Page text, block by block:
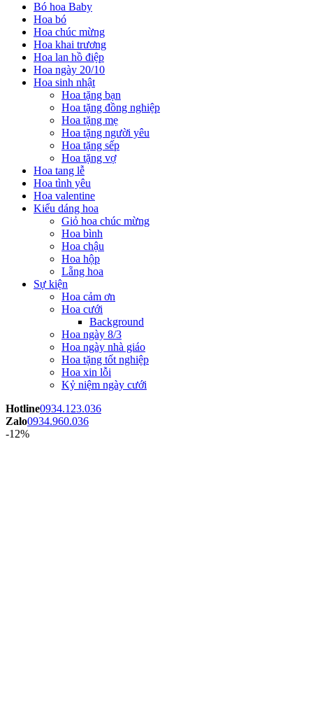
Bó hoa Baby
Hoa bó
Hoa chúc mừng
Hoa khai trương
Hoa lan hồ điệp
Hoa ngày 20/10
Hoa sinh nhật
Hoa tặng bạn
Hoa tặng đồng nghiệp
Hoa tặng mẹ
Hoa tặng người yêu
Hoa tặng sếp
Hoa tặng vợ
Hoa tang lễ
Hoa tình yêu
Hoa valentine
Kiểu dáng hoa
Giỏ hoa chúc mừng
Hoa bình
Hoa chậu
Hoa hộp
Lẵng hoa
Sự kiện
Hoa cảm ơn
Hoa cưới
Background
Hoa ngày 8/3
Hoa ngày nhà giáo
Hoa tặng tốt nghiệp
Hoa xin lỗi
Kỷ niệm ngày cưới
Hotline0934.123.036
Zalo0934.960.036
-12%